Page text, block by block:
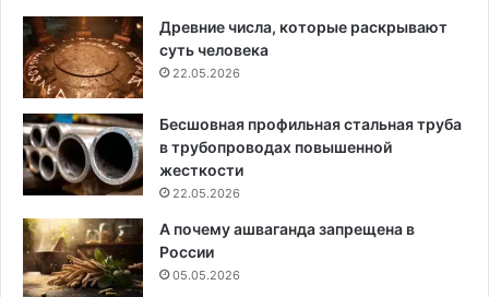
Древние числа, которые раскрывают
суть человека
22.05.2026
Бесшовная профильная стальная труба
в трубопроводах повышенной
жесткости
22.05.2026
А почему ашваганда запрещена в
России
05.05.2026